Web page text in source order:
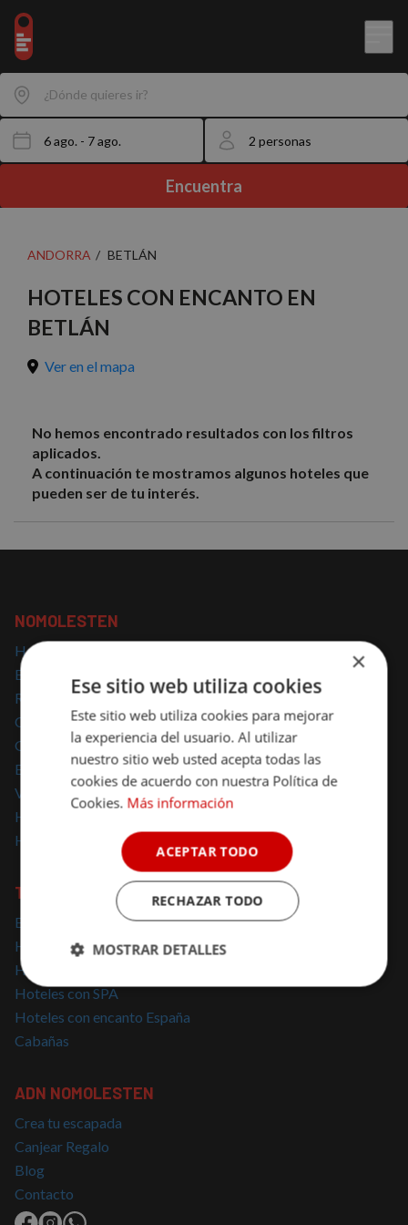
¿Dónde quieres ir?
Encuentra
ANDORRA BETLÁN
HOTELES CON ENCANTO EN
BETLÁN
Ver en el mapa
No hemos encontrado resultados con los filtros
aplicados.
A continuación te mostramos algunos hoteles que
pueden ser de tu interés.
NOMOLESTEN
Hoteles con encanto
Escapadas con encanto
Regalar escapadas
Casas Rurales con encanto
Glamping
Escapadas Románticas
Vacaciones Familiares
Hoteles para mascotas
Hoteles solo para adultos
TOP BÚSQUEDAS
Escapadas cerca de Madrid
Hoteles con Encanto Cataluña
Hoteles con Jacuzzi
Hoteles con SPA
Hoteles con encanto España
Cabañas
ADN NOMOLESTEN
Crea tu escapada
Canjear Regalo
Blog
Contacto
×
Ese sitio web utiliza cookies
Este sitio web utiliza cookies para mejorar
la experiencia del usuario. Al utilizar
nuestro sitio web usted acepta todas las
cookies de acuerdo con nuestra Política de
Cookies. Más información
ACEPTAR TODO
RECHAZAR TODO
MOSTRAR DETALLES
Cookies
estrictamente
necesarias
Cookies de
Cookies de
preferencias